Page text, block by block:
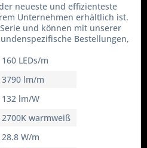
neueste und effizienteste
Unternehmen erhältlich ist.
und können mit unserer
Bestellungen,
160 LEDs/m
3790 lm/m
132 lm/W
2700K warmweiß
28.8 W/m